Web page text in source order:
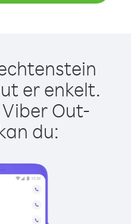
er enkelt.
Out-
du: